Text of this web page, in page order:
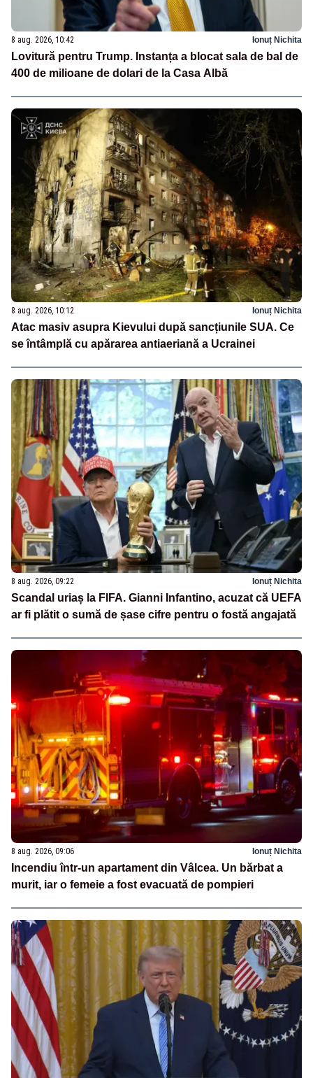
8 aug. 2026, 10:42 Ionuț Nichita
Lovitură pentru Trump. Instanța a blocat sala de bal de
400 de milioane de dolari de la Casa Albă
8 aug. 2026, 10:12 Ionuț Nichita
Atac masiv asupra Kievului după sancțiunile SUA. Ce
se întâmplă cu apărarea antiaeriană a Ucrainei
8 aug. 2026, 09:22 Ionuț Nichita
Scandal uriaș la FIFA. Gianni Infantino, acuzat că UEFA
ar fi plătit o sumă de șase cifre pentru o fostă angajată
8 aug. 2026, 09:06 Ionuț Nichita
Incendiu într-un apartament din Vâlcea. Un bărbat a
murit, iar o femeie a fost evacuată de pompieri